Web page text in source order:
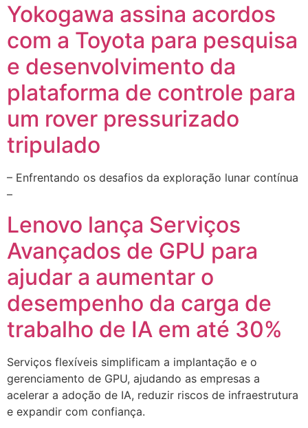
Yokogawa assina acordos
com a Toyota para pesquisa
e desenvolvimento da
plataforma de controle para
um rover pressurizado
tripulado
– Enfrentando os desafios da exploração lunar contínua
–
Lenovo lança Serviços
Avançados de GPU para
ajudar a aumentar o
desempenho da carga de
trabalho de IA em até 30%
Serviços flexíveis simplificam a implantação e o
gerenciamento de GPU, ajudando as empresas a
acelerar a adoção de IA, reduzir riscos de infraestrutura
e expandir com confiança.